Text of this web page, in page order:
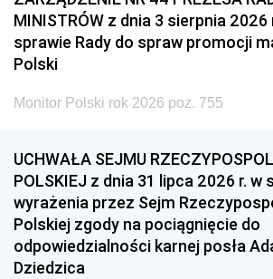
2008 2007
2005
1996 1995
1993 1992
1990 1989
1987 1986
MINISTRÓW z dnia 3 sierpnia 2026
sprawie Rady do spraw promocji
Polski
Monitor Polski rok 2026 poz. 755
UCHWAŁA SEJMU
POLSKIEJ z dnia 31 lipca 2026 r. w
wyrażenia przez Sejm
Polskiej zgody na pociągnięcie do
odpowiedzialności karnej posła
Dziedzica